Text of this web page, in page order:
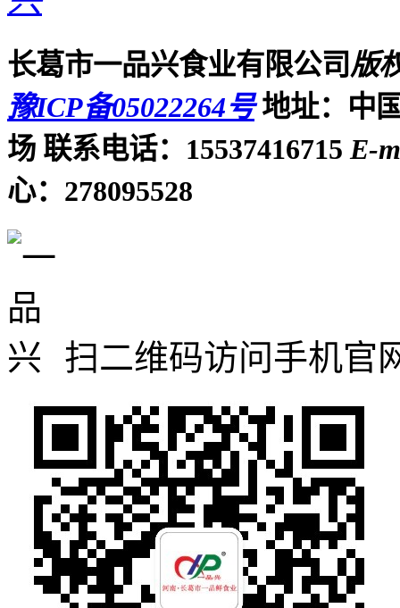
长葛市一品兴食业有限公司版
豫ICP备05022264号 地址：中
场 联系电话：15537416715 E-
心：278095528
扫二维码访问手机官